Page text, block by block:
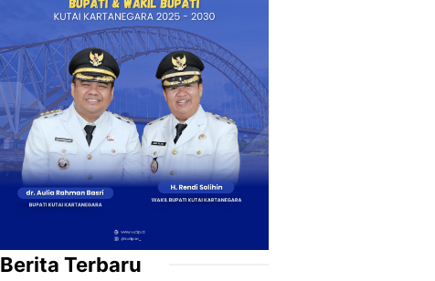
Berita Terbaru